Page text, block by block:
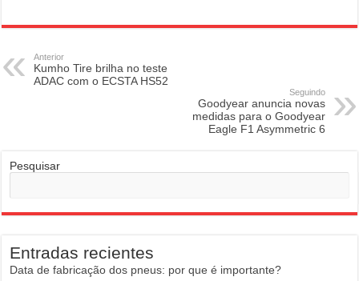
Anterior
Kumho Tire brilha no teste
ADAC com o ECSTA HS52
Seguindo
Goodyear anuncia novas
medidas para o Goodyear
Eagle F1 Asymmetric 6
Pesquisar
Entradas recientes
Data de fabricação dos pneus: por que é importante?